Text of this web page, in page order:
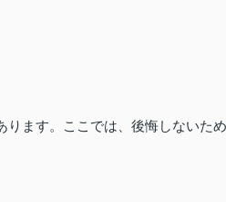
ります。ここでは、後悔しないため